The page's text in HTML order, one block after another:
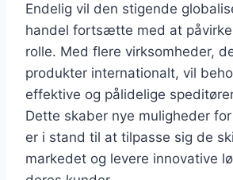
Endelig vil den stigende
handel fortsætte med at
rolle. Med flere virksomheder,
produkter internationalt, vil
effektive og pålidelige
Dette skaber nye muligheder
er i stand til at tilpasse sig de
markedet og levere innovative